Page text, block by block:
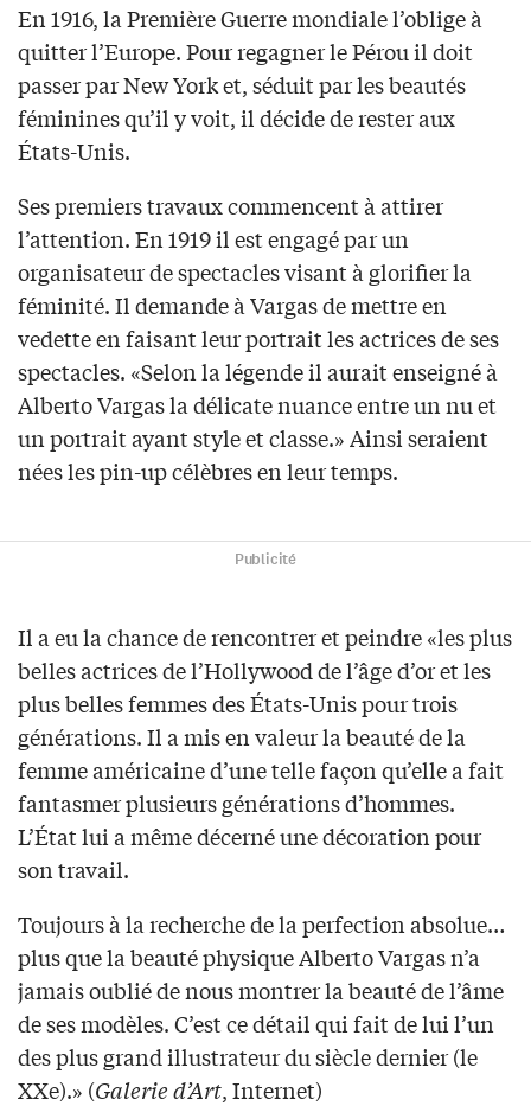
En 1916, la Première Guerre mondiale l’oblige à
quitter l’Europe. Pour regagner le Pérou il doit
passer par New York et, séduit par les beautés
féminines qu’il y voit, il décide de rester aux
États-Unis.
Ses premiers travaux commencent à attirer
l’attention. En 1919 il est engagé par un
organisateur de spectacles visant à glorifier la
féminité. Il demande à Vargas de mettre en
vedette en faisant leur portrait les actrices de ses
spectacles. «Selon la légende il aurait enseigné à
Alberto Vargas la délicate nuance entre un nu et
un portrait ayant style et classe.» Ainsi seraient
nées les pin-up célèbres en leur temps.
Publicité
Il a eu la chance de rencontrer et peindre «les plus
belles actrices de l’Hollywood de l’âge d’or et les
plus belles femmes des États-Unis pour trois
générations. Il a mis en valeur la beauté de la
femme américaine d’une telle façon qu’elle a fait
fantasmer plusieurs générations d’hommes.
L’État lui a même décerné une décoration pour
son travail.
Toujours à la recherche de la perfection absolue…
plus que la beauté physique Alberto Vargas n’a
jamais oublié de nous montrer la beauté de l’âme
de ses modèles. C’est ce détail qui fait de lui l’un
des plus grand illustrateur du siècle dernier (le
XXe).» (Galerie d’Art, Internet)